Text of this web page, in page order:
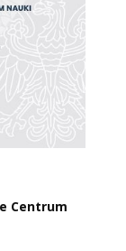
Centrum